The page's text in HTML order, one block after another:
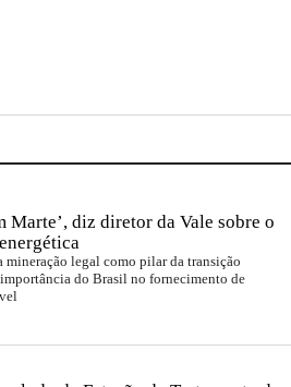
Marte’, diz diretor da Vale sobre o
legal como pilar da transição
do Brasil no fornecimento de